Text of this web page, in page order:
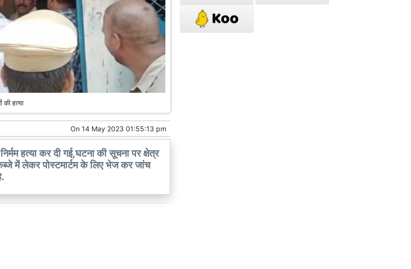
की हत्या
On 14 May 2023 01:55:13 pm
हत्या कर दी गई,घटना की सूचना पर क्षेत्र
में लेकर पोस्टमार्टम के लिए भेज कर जांच